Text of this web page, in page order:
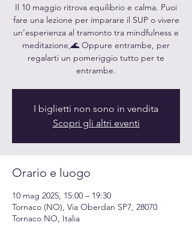
Il 10 maggio ritrova equilibrio e calma. Puoi
fare una lezione per imparare il SUP o vivere
un’esperienza al tramonto tra mindfulness e
meditazione,🌊 Oppure entrambe, per
regalarti un pomeriggio tutto per te
entrambe.
I biglietti non sono in vendita
Scopri gli altri eventi
Orario e luogo
10 mag 2025, 15:00 – 19:30
Tornaco (NO), Via Oberdan SP7, 28070
Tornaco NO, Italia